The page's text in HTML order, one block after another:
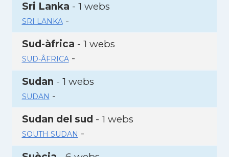
Sri Lanka - 1 webs
SRI LANKA-
Sud-àfrica - 1 webs
SUD-ÂFRICA-
Sudan - 1 webs
SUDAN -
Sudan del sud - 1 webs
SOUTH SUDAN -